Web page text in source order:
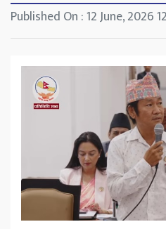
Published On : 12 June, 2026